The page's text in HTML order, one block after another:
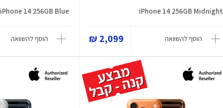
iPhone 14 256GB Midnight
הוסף להשוואה 2,099 ₪
iPhone 14 256GB Blue
הוסף להשוואה